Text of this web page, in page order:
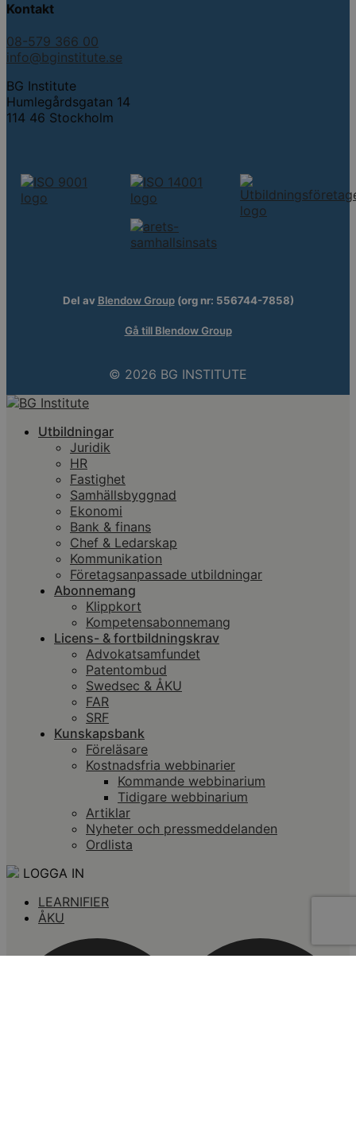
Kontakt
08-579 366 00
info@bginstitute.se
BG Institute
Humlegårdsgatan 14
114 46 Stockholm
Del av Blendow Group(org nr: 556744-7858)
Gå till Blendow Group
© 2026 BG INSTITUTE
Utbildningar
Juridik
HR
Fastighet
Samhällsbyggnad
Ekonomi
Bank & finans
Chef & Ledarskap
Kommunikation
Företagsanpassade utbildningar
Abonnemang
Klippkort
Kompetensabonnemang
Licens- & fortbildningskrav
Advokatsamfundet
Patentombud
Swedsec & ÅKU
FAR
SRF
Kunskapsbank
Föreläsare
Kostnadsfria webbinarier
Kommande webbinarium
Tidigare webbinarium
Artiklar
Nyheter och pressmeddelanden
Ordlista
LOGGA IN
LEARNIFIER
ÅKU